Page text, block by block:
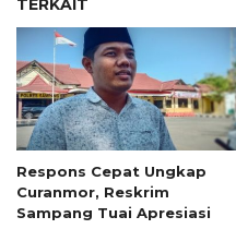
TERKAIT
Respons Cepat Ungkap
Curanmor, Reskrim
Sampang Tuai Apresiasi